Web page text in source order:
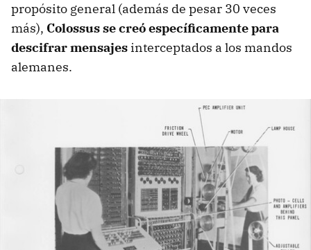
propósito general (además de pesar 30 veces
más), Colossus se creó específicamente para
descifrar mensajes interceptados a los mandos
alemanes.